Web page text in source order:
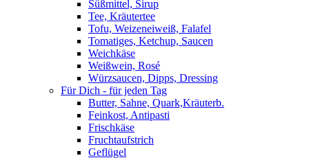
Süßmittel, Sirup
Tee, Kräutertee
Tofu, Weizeneiweiß, Falafel
Tomatiges, Ketchup, Saucen
Weichkäse
Weißwein, Rosé
Würzsaucen, Dipps, Dressing
Für Dich - für jeden Tag
Butter, Sahne, Quark,Kräuterb.
Feinkost, Antipasti
Frischkäse
Fruchtaufstrich
Geflügel